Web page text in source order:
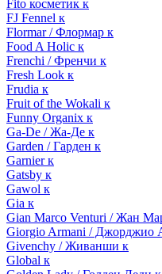
Fito косметик к
FJ Fennel к
Flormar / Флормар к
Food A Holic к
Frenchi / Френчи к
Fresh Look к
Frudia к
Fruit of the Wokali к
Funny Organix к
Ga-De / Жа-Де к
Garden / Гарден к
Garnier к
Gatsby к
Gawol к
Gia к
Gian Marco Venturi / Жан
Giorgio Armani / Джорджио
Givenchy / Живанши к
Global к